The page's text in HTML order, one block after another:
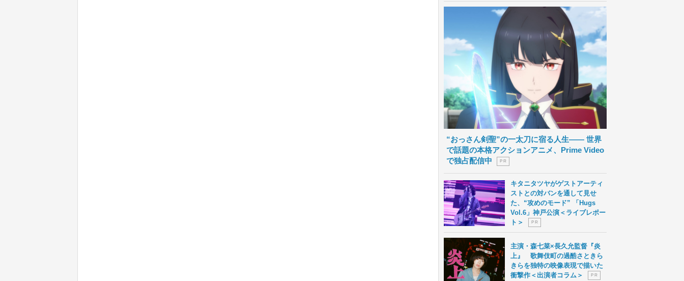
“おっさん剣聖”の一太刀に宿る人生―― 世界
で話題の本格アクションアニメ、Prime Video
で独占配信中
P R
キタニタツヤがゲストアーティ
ストとの対バンを通して見せ
た、“攻めのモード” 「Hugs
Vol.6」神戸公演＜ライブレポー
ト＞
P R
主演・森七菜×長久允監督『炎
上』 歌舞伎町の過酷さときら
きらを独特の映像表現で描いた
衝撃作＜出演者コラム＞
P R